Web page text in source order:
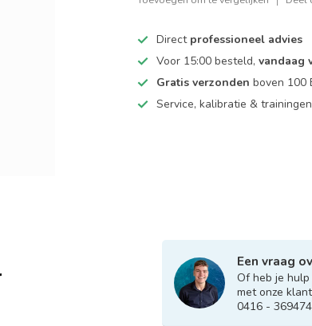
Direct professioneel advies
Voor 15:00 besteld,vandaag
Gratis verzonden boven 100
Service, kalibratie & trainingen
Een vraag
Of heb je
met onze
0416 -